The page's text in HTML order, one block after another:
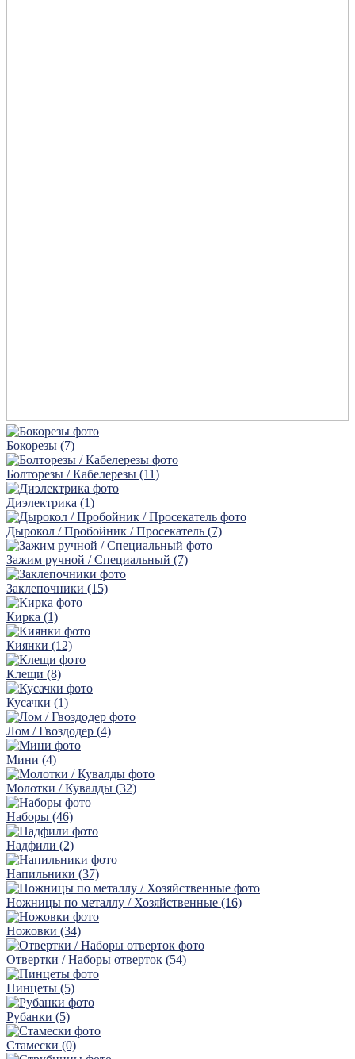
Бокорезы (7)
Болторезы / Кабелерезы (11)
Диэлектрика (1)
Дырокол / Пробойник / Просекатель (7)
Зажим ручной / Специальный (7)
Заклепочники (15)
Кирка (1)
Киянки (12)
Клещи (8)
Кусачки (1)
Лом / Гвоздодер (4)
Мини (4)
Молотки / Кувалды (32)
Наборы (46)
Надфили (2)
Напильники (37)
Ножницы по металлу / Хозяйственные (16)
Ножовки (34)
Отвертки / Наборы отверток (54)
Пинцеты (5)
Рубaнки (5)
Стамески (0)